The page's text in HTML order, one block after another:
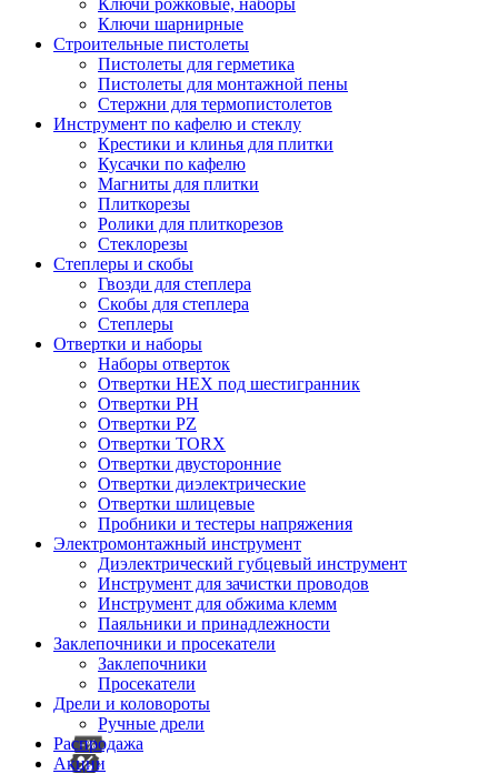
Ключи рожковые, наборы
Ключи шарнирные
Строительные пистолеты
Пистолеты для герметика
Пистолеты для монтажной пены
Стержни для термопистолетов
Инструмент по кафелю и стеклу
Крестики и клинья для плитки
Кусачки по кафелю
Магниты для плитки
Плиткорезы
Ролики для плиткорезов
Стеклорезы
Степлеры и скобы
Гвозди для степлера
Скобы для степлера
Степлеры
Отвертки и наборы
Наборы отверток
Отвертки HEX под шестигранник
Отвертки PH
Отвертки PZ
Отвертки TORX
Отвертки двусторонние
Отвертки диэлектрические
Отвертки шлицевые
Пробники и тестеры напряжения
Электромонтажный инструмент
Диэлектрический губцевый инструмент
Инструмент для зачистки проводов
Инструмент для обжима клемм
Паяльники и принадлежности
Заклепочники и просекатели
Заклепочники
Просекатели
Дрели и коловороты
Ручные дрели
Распродажа
Акции